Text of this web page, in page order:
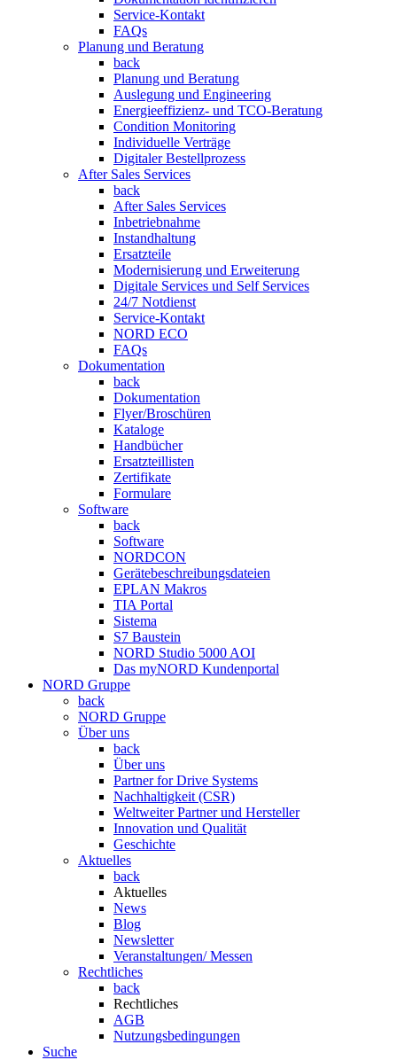
Service-Kontakt
FAQs
Planung und Beratung
back
Planung und Beratung
Auslegung und Engineering
Energieeffizienz- und TCO-Beratung
Condition Monitoring
Individuelle Verträge
Digitaler Bestellprozess
After Sales Services
back
After Sales Services
Inbetriebnahme
Instandhaltung
Ersatzteile
Modernisierung und Erweiterung
Digitale Services und Self Services
24/7 Notdienst
Service-Kontakt
NORD ECO
FAQs
Dokumentation
back
Dokumentation
Flyer/Broschüren
Kataloge
Handbücher
Ersatzteillisten
Zertifikate
Formulare
Software
back
Software
NORDCON
Gerätebeschreibungsdateien
EPLAN Makros
TIA Portal
Sistema
S7 Baustein
NORD Studio 5000 AOI
Das myNORD Kundenportal
NORD Gruppe
back
NORD Gruppe
Über uns
back
Über uns
Partner for Drive Systems
Nachhaltigkeit (CSR)
Weltweiter Partner und Hersteller
Innovation und Qualität
Geschichte
Aktuelles
back
Aktuelles
News
Blog
Newsletter
Veranstaltungen/ Messen
Rechtliches
back
Rechtliches
AGB
Nutzungsbedingungen
Suche